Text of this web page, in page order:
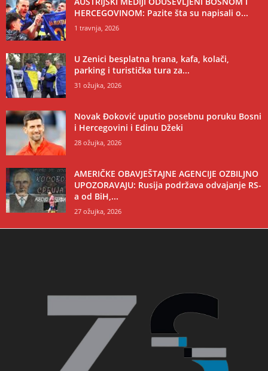
HERCEGOVINOM: Pazite šta su napisali o...
1 travnja, 2026
U Zenici besplatna hrana, kafa, kolači,
parking i turistička tura za...
31 ožujka, 2026
Novak Đoković uputio posebnu poruku Bosni
i Hercegovini i Edinu Džeki
28 ožujka, 2026
AMERIČKE OBAVJEŠTAJNE AGENCIJE OZBILJNO
UPOZORAVAJU: Rusija podržava odvajanje RS-
a od BiH,...
27 ožujka, 2026